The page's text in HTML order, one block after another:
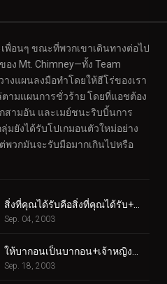
พื่อนๆ ขณะที่พวกเขาเดินทางต่อไป
ง Mt. Chimney—ทั้ง Team
างแผนลงมือทำโดยให้ฮีโร่ของเรา
ามแผนการชั่วร้าย โดยที่แอชต้อง
สามอัน และเมย์ชนะริบบิ้นการ
ยังได้รับโปเกมอนตัวใหม่อย่าง
วกมันจะรับมือมากเกินไปหรือ
Sep. 04, 2003
Sep. 18, 2003